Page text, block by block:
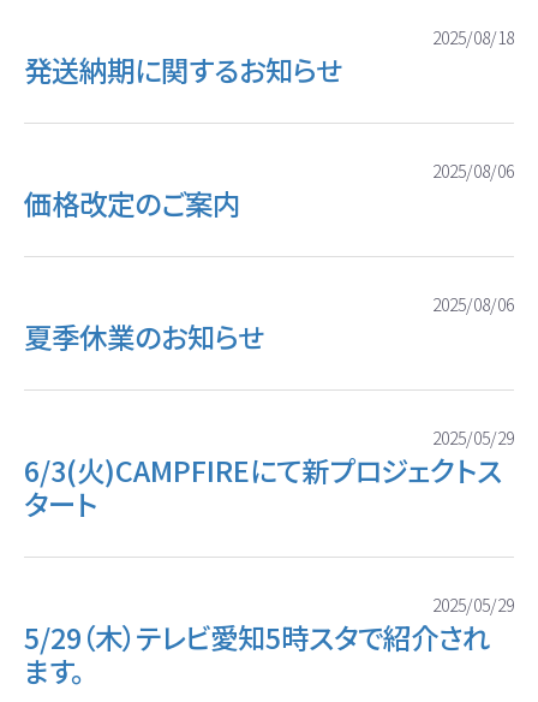
2025/08/18
発送納期に関するお知らせ
2025/08/06
価格改定のご案内
2025/08/06
夏季休業のお知らせ
2025/05/29
6/3(火)CAMPFIREにて新プロジェクトス
タート
2025/05/29
5/29（木）テレビ愛知5時スタで紹介され
ます。